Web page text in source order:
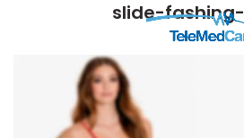
slide-